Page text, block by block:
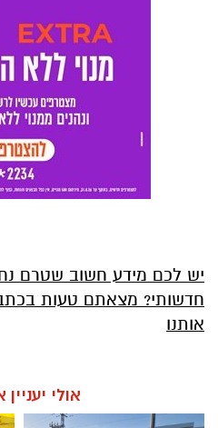
יש לכם מידע חשוב שטרם
חדשותי? מצאתם טעות
אותנו
אולי